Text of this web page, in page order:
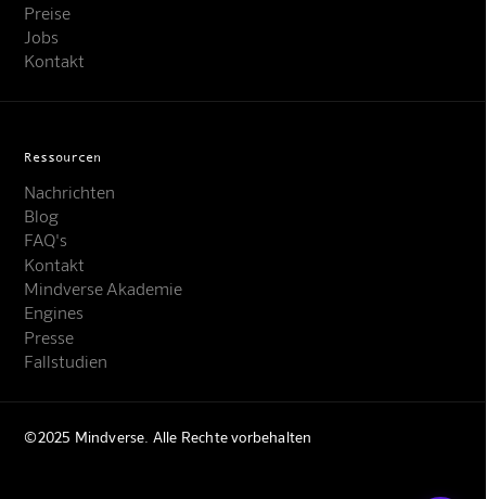
Online · KI-Assistent
Mindverse
Preise
Jobs
Kontakt
Ressourcen
Nachrichten
Blog
FAQ's
Kontakt
Mindverse Akademie
Engines
Presse
Fallstudien
©2025 Mindverse. Alle Rechte vorbehalten